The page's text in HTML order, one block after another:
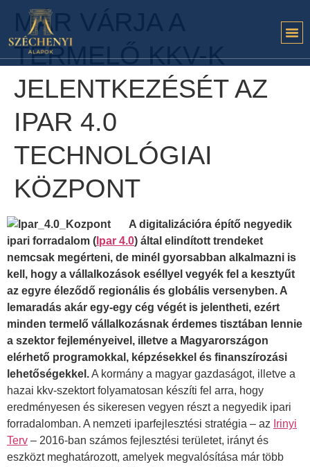
MÁR VÁRJA A
TERMELŐ KKV-K
JELENTKEZÉSÉT AZ
IPAR 4.0
TECHNOLÓGIAI
KÖZPONT
A digitalizációra építő negyedik
ipari forradalom ( Ipar 4.0) által elindított trendeket
nemcsak megérteni, de minél gyorsabban alkalmazni is
kell, hogy a vállalkozások eséllyel vegyék fel a kesztyűt
az egyre éleződő regionális és globális versenyben. A
lemaradás akár egy-egy cég végét is jelentheti, ezért
minden termelő vállalkozásnak érdemes tisztában lennie
a szektor fejleményeivel, illetve a Magyarországon
elérhető programokkal, képzésekkel és finanszírozási
lehetőségekkel.A kormány a magyar gazdaságot, illetve a
hazai kkv-szektort folyamatosan készíti fel arra, hogy
eredményesen és sikeresen vegyen részt a negyedik ipari
forradalomban. A nemzeti iparfejlesztési stratégia – az Irinyi
Terv – 2016-ban számos fejlesztési területet, irányt és
eszközt meghatározott, amelyek megvalósítása már több